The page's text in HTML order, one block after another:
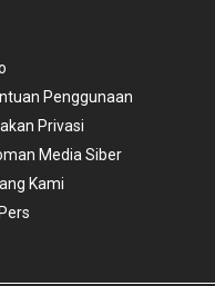
Penggunaan
Privasi
Media Siber
Kami